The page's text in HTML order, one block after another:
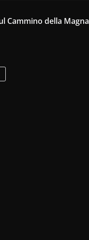
Cammino della Magna